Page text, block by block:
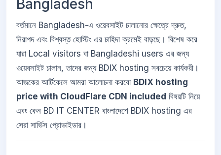
Bangladesh
বর্তমানে Bangladesh-এ ওয়েবসাইট চালানোর ক্ষেত্রে দ্রুত,
নিরাপদ এবং বিশ্বস্ত হোস্টিং এর চাহিদা ক্রমেই বাড়ছে। বিশেষ করে
যারা Local visitors বা Bangladeshi users এর জন্য
ওয়েবসাইট চালান, তাদের জন্য BDIX hosting সবচেয়ে কার্যকরী।
আজকের আর্টিকেলে আমরা আলোচনা করবো BDIX hosting
price with CloudFlare CDN included বিষয়টি নিয়ে
এবং কেন BD IT CENTER বাংলাদেশে BDIX hosting এর
সেরা সার্ভিস প্রোভাইডার।